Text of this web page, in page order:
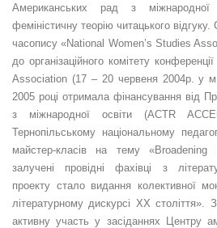
Американських рад з міжнародної
феміністичну теорію читацького
часопису «National Women’s Studies
до організаційного комітету
Association (17 – 20 червеня 2004р. у
2005 році отримала фінансування від
з міжнародної освіти (ACTR
Тернопільському національному
майстер-класів на тему
залучені провідні фахівці з
проекту стало видання колективної
літературному дискурсі ХХ
активну участь у засіданнях Центру